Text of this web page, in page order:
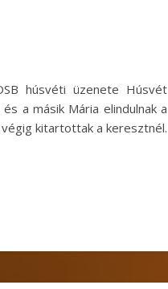
húsvéti üzenete Húsvét
a másik Mária elindulnak a
kitartottak a keresztnél.